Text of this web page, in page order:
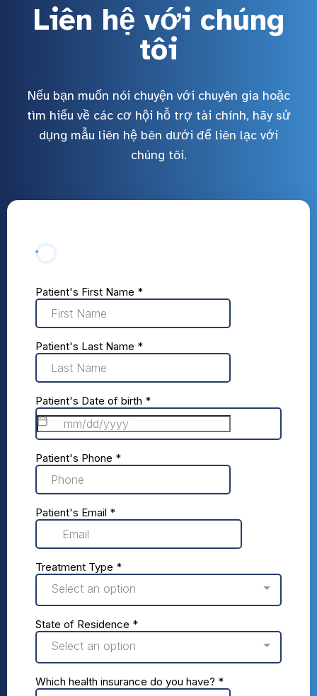
Liên hệ với chúng
tôi
Nếu bạn muốn nói chuyện với chuyên gia hoặc
tìm hiểu về các cơ hội hỗ trợ tài chính, hãy sử
dụng mẫu liên hệ bên dưới để liên lạc với
chúng tôi.